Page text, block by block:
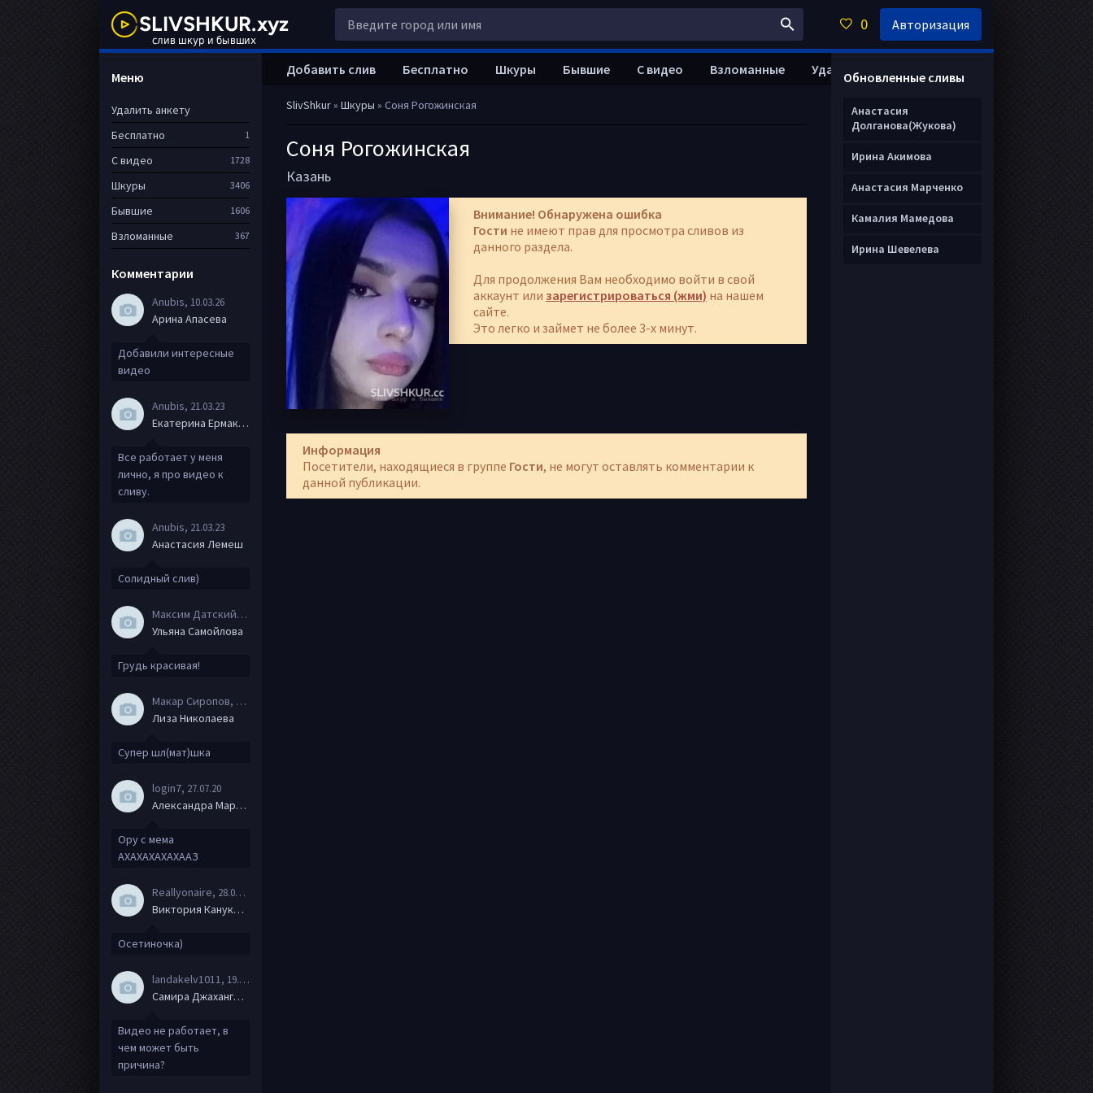
SlivShkur» Шкуры » Соня Рогожинская
Соня Рогожинская
Казань
Внимание! Обнаружена ошибка
Гости не имеют прав для просмотра сливов из
данного раздела.
Для продолжения Вам необходимо войти в свой
аккаунт или зарегистрироваться (жми) на нашем
сайте.
Это легко и займет не более 3-х минут.
Информация
Посетители, находящиеся в группе Гости, не могут оставлять комментарии к
данной публикации.
Добавить слив Бесплатно Шкуры Бывшие С видео Взломанные Удалить анкету
Меню
Удалить анкету
Бесплатно
1
С видео 1728
Шкуры 3406
Бывшие 1606
Взломанные 367
Комментарии
Anubis, 10.03.26
Арина Апасева
Добавили интересные
видео
Anubis, 21.03.23
Екатерина Ермакова
Все работает у меня
лично, я про видео к
сливу.
Anubis, 21.03.23
Анастасия Лемеш
Солидный слив)
Максим Датский
, 15.08.20
Ульяна Самойлова
Грудь красивая!
Макар Сиропов, 08.08.20
Лиза Николаева
Супер шл(мат)шка
login7, 27.07.20
Александра Маркова
Ору с мема
АХАХАХАХАХААЗ
Reallyonaire, 28.06.20
Виктория Канукова
Осетиночка)
landakelv1011 , 19.06.20
Самира Джахангирова
Видео не работает, в
чем может быть
причина?
Обновленные сливы
Анастасия
Долганова(Жукова)
Ирина Акимова
Анастасия Марченко
Камалия Мамедова
Ирина Шевелева
0 Авторизация